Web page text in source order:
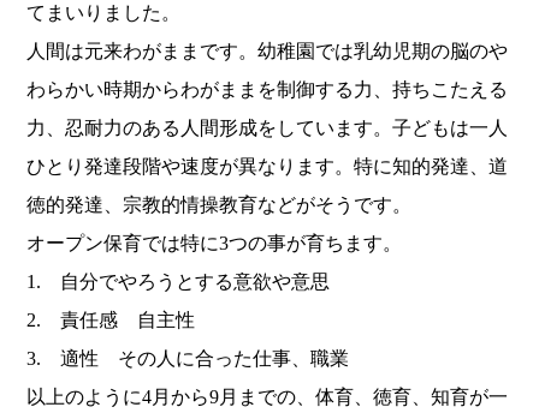
てまいりました。
人間は元来わがままです。幼稚園では乳幼児期の脳のや
わらかい時期からわがままを制御する力、持ちこたえる
力、忍耐力のある人間形成をしています。子どもは一人
ひとり発達段階や速度が異なります。特に知的発達、道
徳的発達、宗教的情操教育などがそうです。
オープン保育では特に3つの事が育ちます。
1. 自分でやろうとする意欲や意思
2. 責任感 自主性
3. 適性 その人に合った仕事、職業
以上のように4月から9月までの、体育、徳育、知育が一